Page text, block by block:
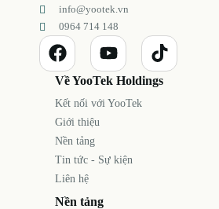
info@yootek.vn
0964 714 148
Về YooTek Holdings
Kết nối với YooTek
Giới thiệu
Nền tảng
Tin tức - Sự kiện
Liên hệ
Nền tảng